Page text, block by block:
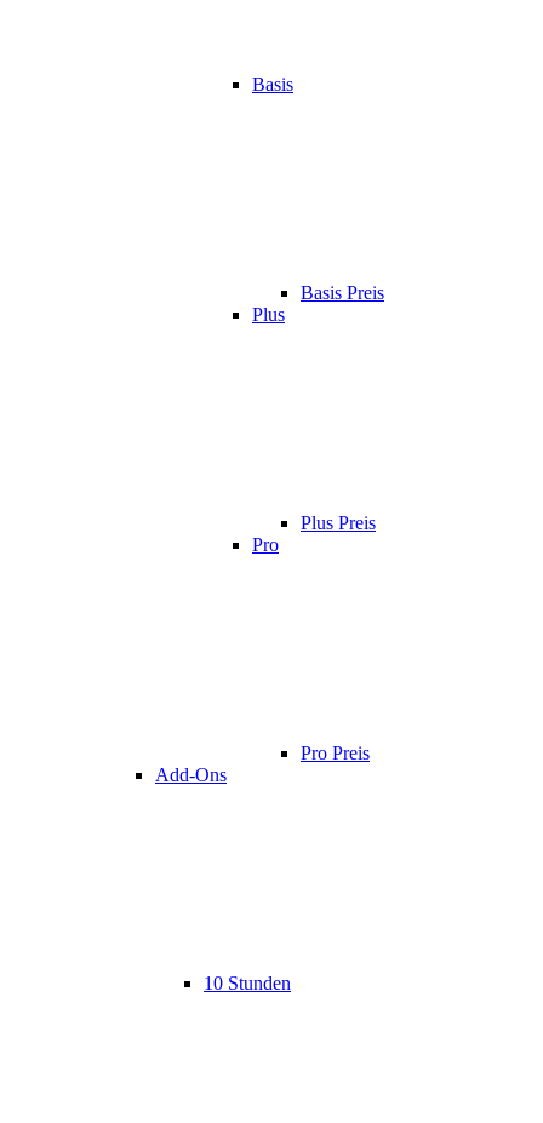
Basis
Basis Preis
Plus
Plus Preis
Pro
Pro Preis
Add-Ons
10 Stunden